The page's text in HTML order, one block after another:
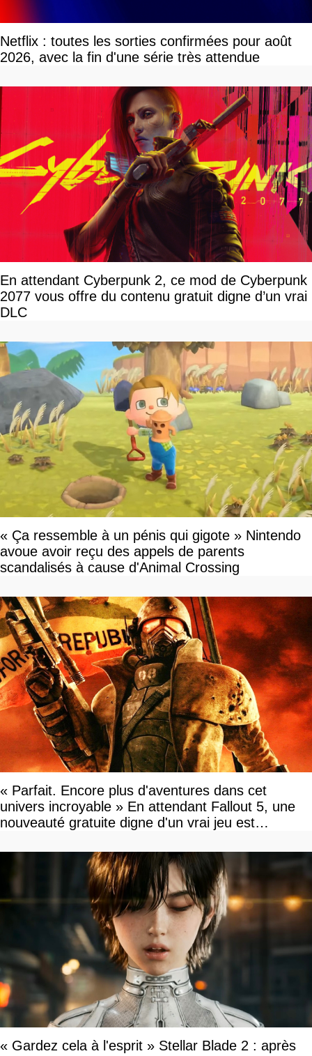
Netflix : toutes les sorties confirmées pour août
2026, avec la fin d'une série très attendue
En attendant Cyberpunk 2, ce mod de Cyberpunk
2077 vous offre du contenu gratuit digne d’un vrai
DLC
« Ça ressemble à un pénis qui gigote » Nintendo
avoue avoir reçu des appels de parents
scandalisés à cause d'Animal Crossing
« Parfait. Encore plus d'aventures dans cet
univers incroyable » En attendant Fallout 5, une
nouveauté gratuite digne d'un vrai jeu est
« Gardez cela à l'esprit » Stellar Blade 2 : après